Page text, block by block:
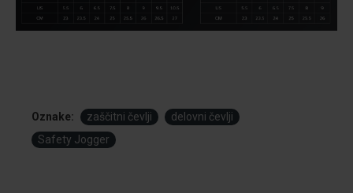
Oznake: zaščitni čevlji
delovni čevlji
Safety Jogger